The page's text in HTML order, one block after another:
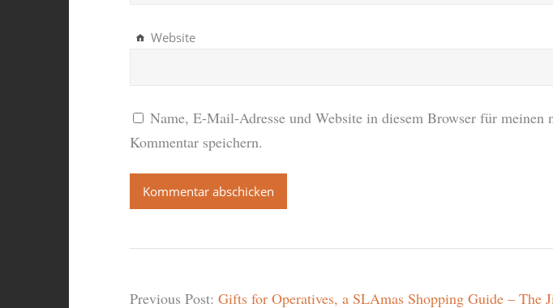
Website
Name, E-Mail-Adresse und Website in diesem Browser für meinen
Kommentar speichern.
Previous Post: Gifts for Operatives, a SLAmas Shopping Guide – The